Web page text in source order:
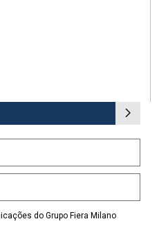
do Grupo Fiera Milano